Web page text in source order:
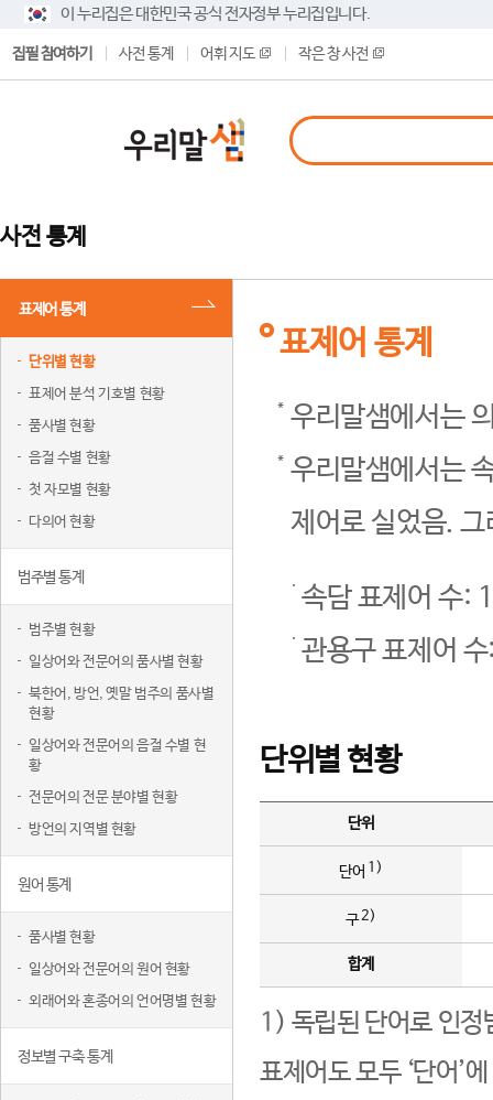
이 누리집은 대한민국 공식 전자정부 누리집입니다.
집필 참여하기 사전 통계 어휘 지도 작은 창 사전
사전 통계
표제어 통계
단위별 현황
표제어 분석 기호별 현황
품사별 현황
음절 수별 현황
첫 자모별 현황
다의어 현황
범주별 통계
범주별 현황
일상어와 전문어의 품사별 현황
북한어, 방언, 옛말 범주의 품사별
현황
일상어와 전문어의 음절 수별 현
황
전문어의 전문 분야별 현황
방언의 지역별 현황
원어 통계
품사별 현황
일상어와 전문어의 원어 현황
외래어와 혼종어의 언어명별 현황
정보별 구축 통계
표제어 통계
우리말샘에서는
우리말샘에서는
제어로 실었음.
속담 표제어 수:
관용구 표제어
단위별 현황
단위
단어 1)
구2)
합계
1) 독립된 단어로 인정
표제어도 모두 ‘단어’